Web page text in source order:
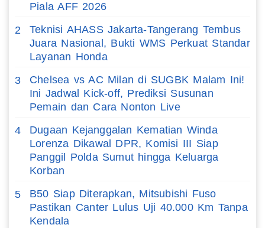
Piala AFF 2026
2
Teknisi AHASS Jakarta-Tangerang Tembus
Juara Nasional, Bukti WMS Perkuat Standar
Layanan Honda
3
Chelsea vs AC Milan di SUGBK Malam Ini!
Ini Jadwal Kick-off, Prediksi Susunan
Pemain dan Cara Nonton Live
4
Dugaan Kejanggalan Kematian Winda
Lorenza Dikawal DPR, Komisi III Siap
Panggil Polda Sumut hingga Keluarga
Korban
5
B50 Siap Diterapkan, Mitsubishi Fuso
Pastikan Canter Lulus Uji 40.000 Km Tanpa
Kendala